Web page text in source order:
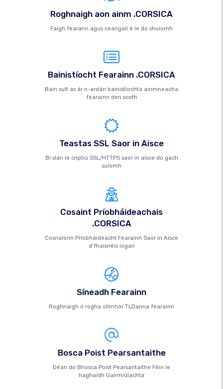
Roghnaigh aon ainm .CORSICA
Faigh fearann ​​agus ceangail é le do shuíomh
Bainistíocht Fearainn .CORSICA
Bain sult as ár n-ardán bainistíochta ainmneacha
fearainn den scoth
Teastas SSL Saor in Aisce
Bí slán le criptiú SSL/HTTPS saor in aisce do gach
suíomh
Cosaint Príobháideachais
.CORSICA
Cosnaíonn Príobháideacht Fearainn Saor in Aisce
d’fhaisnéis íogair
Síneadh Fearainn
Roghnaigh ó rogha ollmhór TLDanna fearainn
Bosca Poist Pearsantaithe
Déan do Bhosca Poist Pearsantaithe Féin le
haghaidh Gairmiúlachta